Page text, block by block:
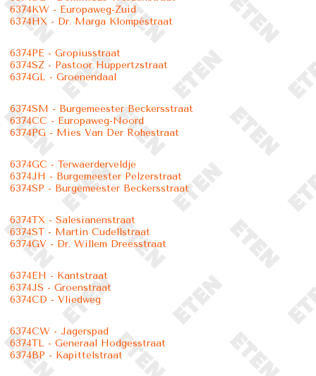
6374KW - Europaweg-Zuid
6374HX - Dr. Marga Klompéstraat
6374PE - Gropiusstraat
6374SZ - Pastoor Huppertzstraat
6374GL - Groenendaal
6374SM - Burgemeester Beckersstraat
6374CC - Europaweg-Noord
6374PG - Mies Van Der Rohestraat
6374GC - Terwaerderveldje
6374JH - Burgemeester Pelzerstraat
6374SP - Burgemeester Beckersstraat
6374TX - Salesianenstraat
6374ST - Martin Cudellstraat
6374GV - Dr. Willem Dreesstraat
6374EH - Kantstraat
6374JS - Groenstraat
6374CD - Vliedweg
6374CW - Jagerspad
6374TL - Generaal Hodgesstraat
6374BP - Kapittelstraat